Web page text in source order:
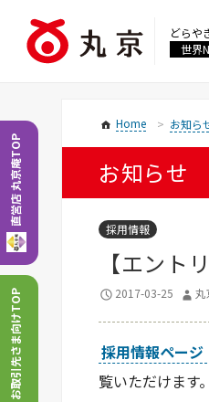
どらや
世界
Home お知ら
お知らせ
採用情報
【エント
2017-03-25 丸
採用情報ページ
覧いただけます。
直営店 丸京庵TOP
お取引先さま向けTOP